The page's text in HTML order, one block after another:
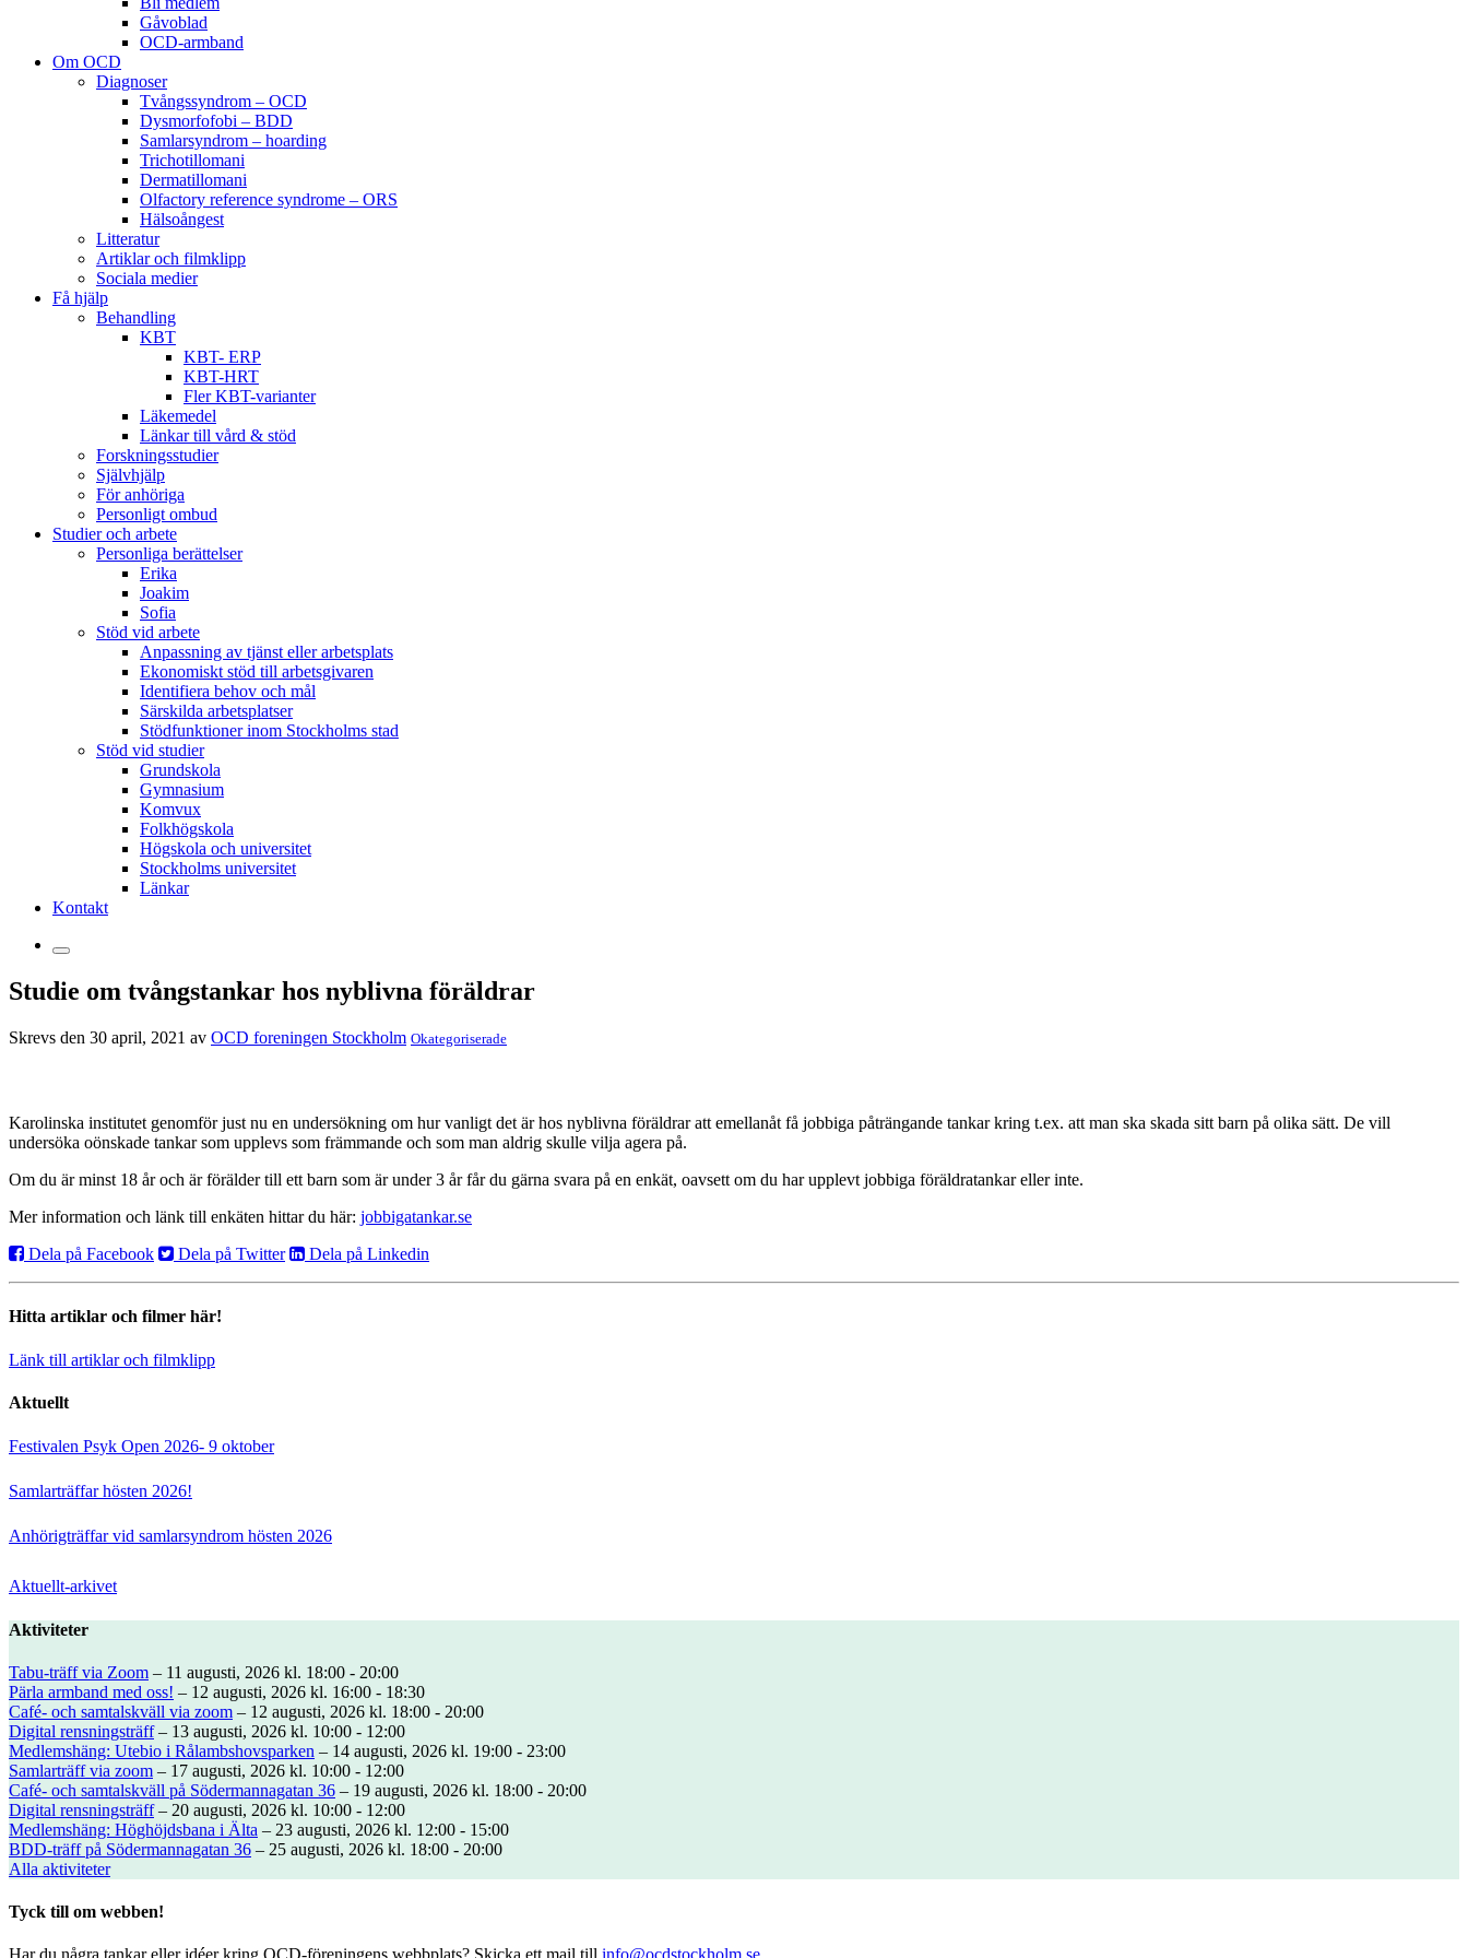
Gåvoblad
OCD-armband
Om OCD
Diagnoser
Tvångssyndrom – OCD
Dysmorfofobi – BDD
Samlarsyndrom – hoarding
Trichotillomani
Dermatillomani
Olfactory reference syndrome – ORS
Hälsoångest
Litteratur
Artiklar och filmklipp
Sociala medier
Få hjälp
Behandling
KBT
KBT- ERP
KBT-HRT
Fler KBT-varianter
Läkemedel
Länkar till vård & stöd
Forskningsstudier
Självhjälp
För anhöriga
Personligt ombud
Studier och arbete
Personliga berättelser
Erika
Joakim
Sofia
Stöd vid arbete
Anpassning av tjänst eller arbetsplats
Ekonomiskt stöd till arbetsgivaren
Identifiera behov och mål
Särskilda arbetsplatser
Stödfunktioner inom Stockholms stad
Stöd vid studier
Grundskola
Gymnasium
Komvux
Folkhögskola
Högskola och universitet
Stockholms universitet
Länkar
Kontakt
Studie om tvångstankar hos nyblivna föräldrar
Skrevs den 30 april, 2021 av OCD foreningen Stockholm Okategoriserade
Karolinska institutet genomför just nu en undersökning om hur vanligt det är hos nyblivna föräldrar att emellanåt få jobbiga påträngande tankar kring t.ex. att man ska skada sitt barn på olika sätt. De vill
undersöka oönskade tankar som upplevs som främmande och som man aldrig skulle vilja agera på.
Om du är minst 18 år och är förälder till ett barn som är under 3 år får du gärna svara på en enkät, oavsett om du har upplevt jobbiga föräldratankar eller inte.
Mer information och länk till enkäten hittar du här: jobbigatankar.se
Dela på Facebook
Dela på Twitter Dela på Linkedin
Hitta artiklar och filmer här!
Länk till artiklar och filmklipp
Aktuellt
Festivalen Psyk Open 2026- 9 oktober
Samlarträffar hösten 2026!
Anhörigträffar vid samlarsyndrom hösten 2026
Aktuellt-arkivet
Aktiviteter
Tabu-träff via Zoom – 11 augusti, 2026 kl. 18:00 - 20:00
Pärla armband med oss! – 12 augusti, 2026 kl. 16:00 - 18:30
Café- och samtalskväll via zoom – 12 augusti, 2026 kl. 18:00 - 20:00
Digital rensningsträff– 13 augusti, 2026 kl. 10:00 - 12:00
Medlemshäng: Utebio i Rålambshovsparken – 14 augusti, 2026 kl. 19:00 - 23:00
Samlarträff via zoom – 17 augusti, 2026 kl. 10:00 - 12:00
Café- och samtalskväll på Södermannagatan 36 – 19 augusti, 2026 kl. 18:00 - 20:00
Digital rensningsträff– 20 augusti, 2026 kl. 10:00 - 12:00
Medlemshäng: Höghöjdsbana i Älta – 23 augusti, 2026 kl. 12:00 - 15:00
BDD-träff på Södermannagatan 36 – 25 augusti, 2026 kl. 18:00 - 20:00
Alla aktiviteter
Tyck till om webben!